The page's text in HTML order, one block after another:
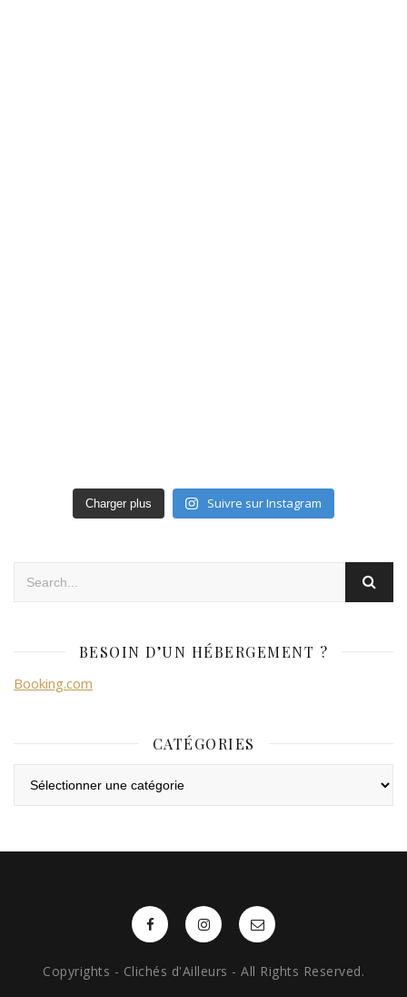
Charger plus Suivre sur Instagram
BESOIN D’UN HÉBERGEMENT ?
Booking.com
CATÉGORIES
Copyrights - Clichés d'Ailleurs - All Rights Reserved.